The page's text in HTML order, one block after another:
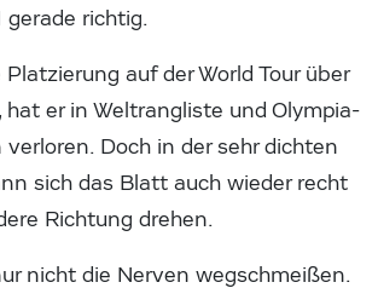
richtig.
auf der World Tour über
hat er in Weltrangliste und Olympia-
verloren. Doch in der sehr dichten
sich das Blatt auch wieder recht
Richtung drehen.
nicht die Nerven wegschmeißen.